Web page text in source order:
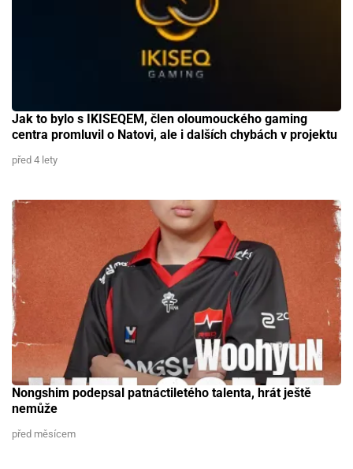
Jak to bylo s IKISEQEM, člen oloumouckého gaming
centra promluvil o Natovi, ale i dalších chybách v projektu
před 4 lety
Nongshim podepsal patnáctiletého talenta, hrát ještě
nemůže
před měsícem